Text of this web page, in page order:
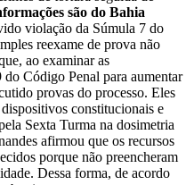
são do Bahia
violação da Súmula 7 do
reexame de prova não
ao examinar as
Código Penal para aumentar
provas do processo. Eles
constitucionais e
Sexta Turma na dosimetria
afirmou que os recursos
porque não preencheram
Dessa forma, de acordo